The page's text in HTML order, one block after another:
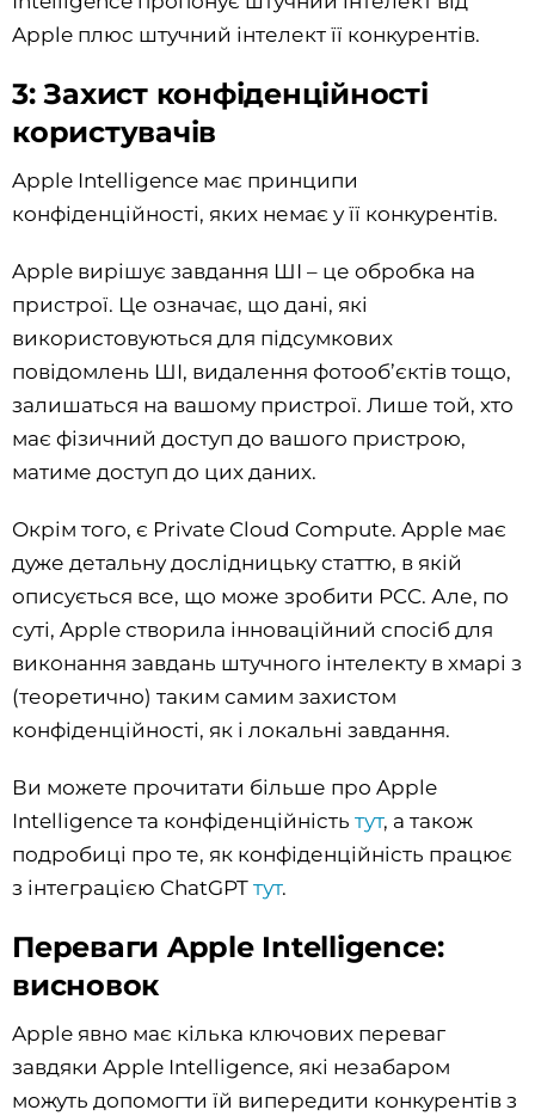
Apple плюс штучний інтелект її конкурентів.
3: Захист конфіденційності
користувачів
Apple Intelligence має принципи
конфіденційності, яких немає у її конкурентів.
Apple вирішує завдання ШІ – це обробка на
пристрої. Це означає, що дані, які
використовуються для підсумкових
повідомлень ШI, видалення фотооб’єктів тощо,
залишаться на вашому пристрої. Лише той, хто
має фізичний доступ до вашого пристрою,
матиме доступ до цих даних.
Окрім того, є Private Cloud Compute. Apple має
дуже детальну дослідницьку статтю, в якій
описується все, що може зробити PCC. Але, по
суті, Apple створила інноваційний спосіб для
виконання завдань штучного інтелекту в хмарі з
(теоретично) таким самим захистом
конфіденційності, як і локальні завдання.
Ви можете прочитати більше про Apple
Intelligence та конфіденційність тут, а також
подробиці про те, як конфіденційність працює
з інтеграцією ChatGPT тут.
Переваги Apple Intelligence:
висновок
Apple явно має кілька ключових переваг
завдяки Apple Intelligence, які незабаром
можуть допомогти їй випередити конкурентів з